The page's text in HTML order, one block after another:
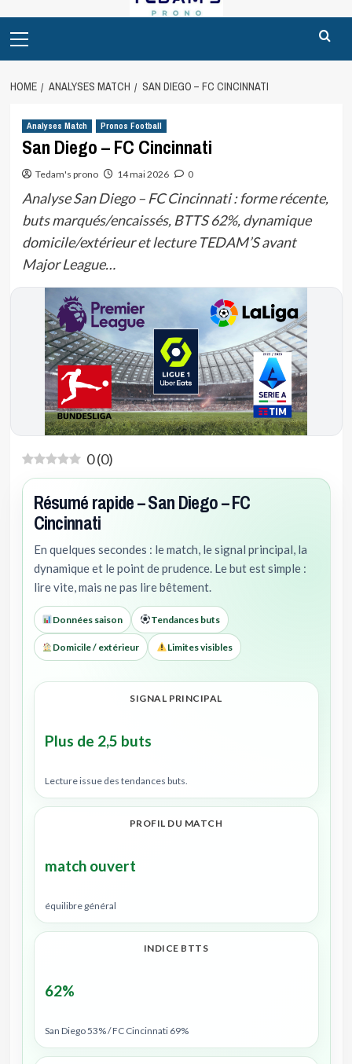
Menu
HOME ANALYSES MATCH SAN DIEGO – FC CINCINNATI
Analyses Match Pronos Football
San Diego – FC Cincinnati
Tedam's prono 14 mai 2026 0
Analyse San Diego – FC Cincinnati : forme récente,
buts marqués/encaissés, BTTS 62%, dynamique
domicile/extérieur et lecture TEDAM’S avant
Major League…
0(0)
Résumé rapide – San Diego – FC
Cincinnati
En quelques secondes : le match, le signal principal, la
dynamique et le point de prudence. Le but est simple :
lire vite, mais ne pas lire bêtement.
Données saison Tendances buts
Domicile / extérieur Limites visibles
SIGNAL PRINCIPAL
Plus de 2,5 buts
Lecture issue des tendances buts.
PROFIL DU MATCH
match ouvert
équilibre général
INDICE BTTS
62%
San Diego 53% / FC Cincinnati 69%